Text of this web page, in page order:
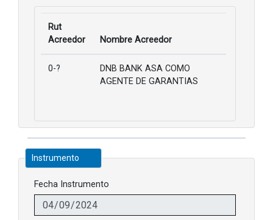
Rut
Acreedor
Nombre Acreedor
0-?
DNB BANK ASA COMO
AGENTE DE GARANTIAS
Instrumento
Fecha Instrumento